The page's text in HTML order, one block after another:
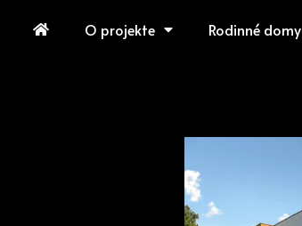
O projekte Rodinné domy